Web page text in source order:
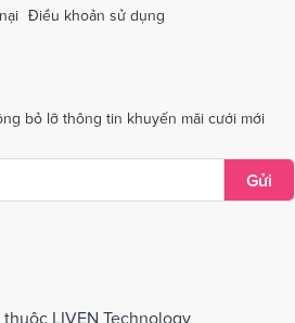
Dịch vụ cưới tại Vĩnh Long
TàuDịch vụ cưới tại Bắc Giang
Điều khoản sử dụng
bỏ lỡ thông tin khuyến mãi cưới mới
Gửi
LIVEN Technology